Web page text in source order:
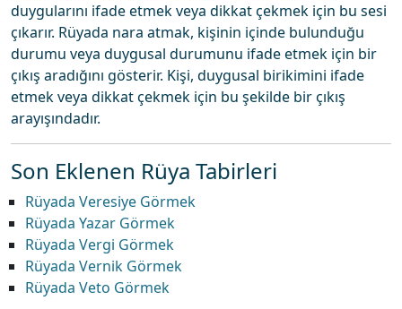
duygularını ifade etmek veya dikkat çekmek için bu sesi
çıkarır. Rüyada nara atmak, kişinin içinde bulunduğu
durumu veya duygusal durumunu ifade etmek için bir
çıkış aradığını gösterir. Kişi, duygusal birikimini ifade
etmek veya dikkat çekmek için bu şekilde bir çıkış
arayışındadır.
Son Eklenen Rüya Tabirleri
Rüyada Veresiye Görmek
Rüyada Yazar Görmek
Rüyada Vergi Görmek
Rüyada Vernik Görmek
Rüyada Veto Görmek